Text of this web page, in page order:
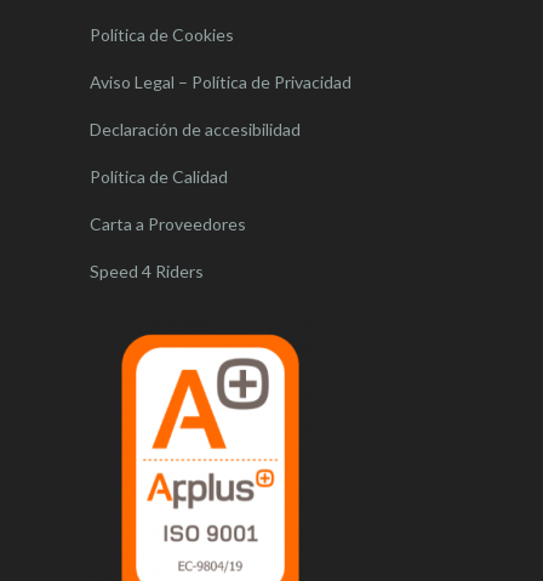
Política de Cookies
Aviso Legal – Política de Privacidad
Declaración de accesibilidad
Política de Calidad
Carta a Proveedores
Speed 4 Riders